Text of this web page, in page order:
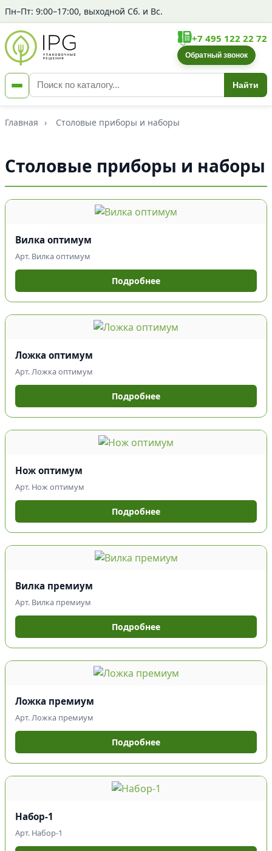
Пн–Пт: 9:00–17:00, выходной Сб. и Вс.
Найти
+7 495 122 22 72
Обратный звонок
Главная › Столовые приборы и наборы
Столовые приборы и наборы
Вилка оптимум
Арт. Вилка оптимум
Подробнее
Ложка оптимум
Арт. Ложка оптимум
Подробнее
Нож оптимум
Арт. Нож оптимум
Подробнее
Вилка премиум
Арт. Вилка премиум
Подробнее
Ложка премиум
Арт. Ложка премиум
Подробнее
Набор-1
Арт. Набор-1